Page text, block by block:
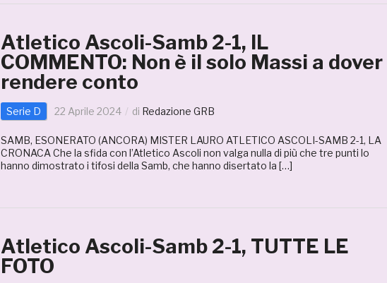
Atletico Ascoli-Samb 2-1, IL
COMMENTO: Non è il solo Massi a dover
rendere conto
Serie D 22 Aprile 2024 di Redazione GRB
SAMB, ESONERATO (ANCORA) MISTER LAURO ATLETICO ASCOLI-SAMB 2-1, LA
CRONACA Che la sfida con l’Atletico Ascoli non valga nulla di più che tre punti lo
hanno dimostrato i tifosi della Samb, che hanno disertato la […]
Atletico Ascoli-Samb 2-1, TUTTE LE
FOTO